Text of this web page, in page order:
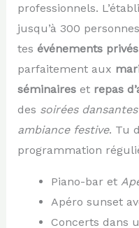
professionnels.
jusqu’à 300
tes événements privés
parfaitement aux
séminaireset repas
des soirées dansantes
ambiance festive. Tu
programmation
Piano-bar et
Apéro sunset
Concerts dans